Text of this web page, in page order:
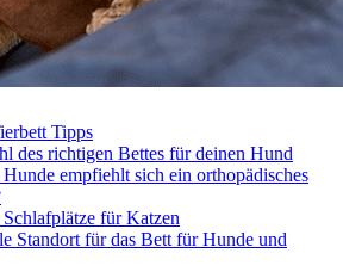
Tipps
des richtigen Bettes für deinen Hund
empfiehlt sich ein orthopädisches
für Katzen
Standort für das Bett für Hunde und